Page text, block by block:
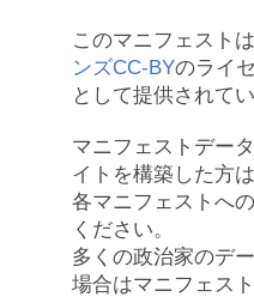
このマニフェストは
ンズCC-BYのライ
として提供されてい
マニフェストデー
イトを構築した方は
各マニフェストへ
ください。
多くの政治家のデ
場合はマニフェス